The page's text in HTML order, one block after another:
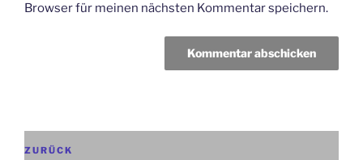
Browser für meinen nächsten Kommentar speichern.
Beitragsnavigation
Vorheriger
ZURÜCK